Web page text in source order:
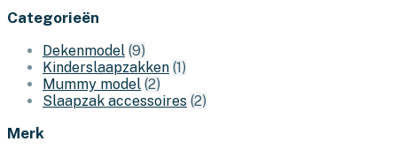
Categorieën
Dekenmodel (9)
Kinderslaapzakken (1)
Mummy model (2)
Slaapzak accessoires (2)
Merk